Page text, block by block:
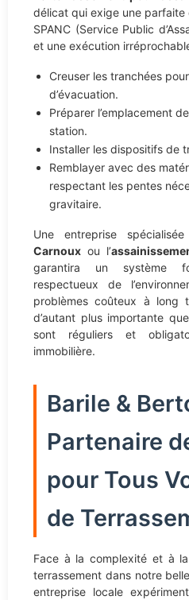
délicat qui exige une parfaite
SPANC (Service Public
et une exécution
Creuser les tranchées
d’évacuation.
Préparer l’emplacement
station.
Installer les dispositifs de
Remblayer avec des
respectant les pentes
gravitaire.
Une entreprise
Carnoux ou l’
garantira un système
respectueux de
problèmes coûteux à long
d’autant plus importante
sont réguliers et
immobilière.
Barile &
Partenaire
pour Tous
de
Face à la complexité et à
terrassement dans notre
entreprise locale